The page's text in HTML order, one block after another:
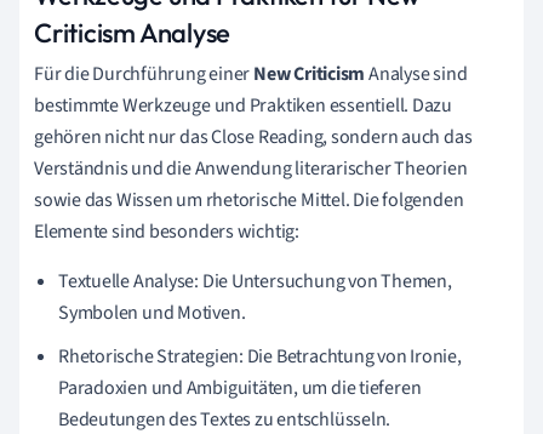
Criticism Analyse
Für die Durchführung einerNew CriticismAnalyse sind
bestimmte Werkzeuge und Praktiken essentiell. Dazu
gehören nicht nur das Close Reading, sondern auch das
Verständnis und die Anwendung literarischer Theorien
sowie das Wissen um rhetorische Mittel. Die folgenden
Elemente sind besonders wichtig:
Textuelle Analyse: Die Untersuchung von Themen,
Symbolen und Motiven.
Rhetorische Strategien: Die Betrachtung von Ironie,
Paradoxien und Ambiguitäten, um die tieferen
Bedeutungen des Textes zu entschlüsseln.